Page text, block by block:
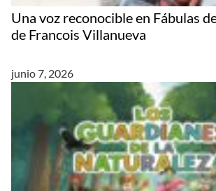
Una voz reconocible en Fábulas
de Francois Villanueva
junio 7, 2026